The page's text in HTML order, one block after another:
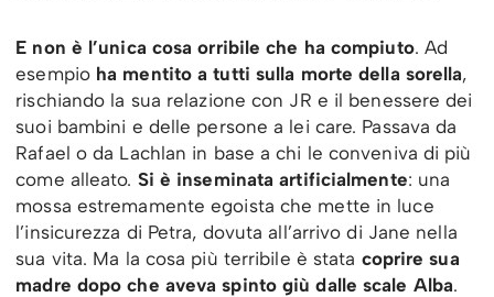
E non è l’unica cosa orribile che ha compiuto. Ad
esempio ha mentito a tutti sulla morte della sorella,
rischiando la sua relazione con JR e il benessere dei
suoi bambini e delle persone a lei care. Passava da
Rafael o da Lachlan in base a chi le conveniva di più
come alleato. Si è inseminata artificialmente: una
mossa estremamente egoista che mette in luce
l’insicurezza di Petra, dovuta all’arrivo di Jane nella
sua vita. Ma la cosa più terribile è stata coprire sua
madre dopo che aveva spinto giù dalle scale Alba.